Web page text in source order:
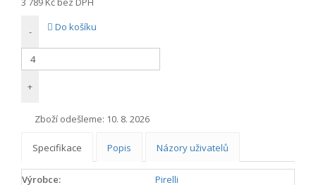
-
+
Do košíku
Zboží odešleme: 10. 8. 2026
Specifikace Popis Názory uživatelů
Výrobce:
Pirelli